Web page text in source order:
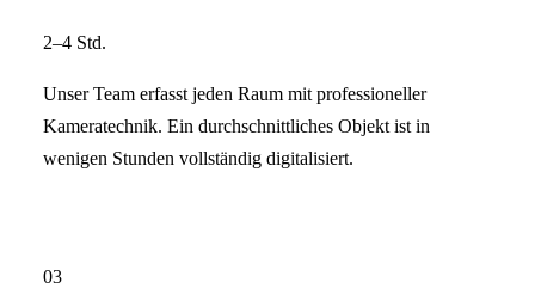
2–4 Std.
Unser Team erfasst jeden Raum mit professioneller
Kameratechnik. Ein durchschnittliches Objekt ist in
wenigen Stunden vollständig digitalisiert.
03